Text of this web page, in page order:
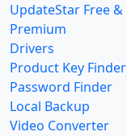
UpdateStar Free &
Premium
Drivers
Product Key Finder
Password Finder
Local Backup
Video Converter